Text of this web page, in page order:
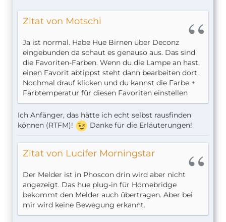
Zitat von Motschi
Ja ist normal. Habe Hue Birnen über Deconz
eingebunden da schaut es genauso aus. Das sind
die Favoriten-Farben. Wenn du die Lampe an hast,
einen Favorit abtippst steht dann bearbeiten dort.
Nochmal drauf klicken und du kannst die Farbe +
Farbtemperatur für diesen Favoriten einstellen
Ich Anfänger, das hätte ich echt selbst rausfinden
können (RTFM)!
Danke für die Erläuterungen!
Zitat von Lucifer Morningstar
Der Melder ist in Phoscon drin wird aber nicht
angezeigt. Das hue plug-in für Homebridge
bekommt den Melder auch übertragen. Aber bei
mir wird keine Bewegung erkannt.